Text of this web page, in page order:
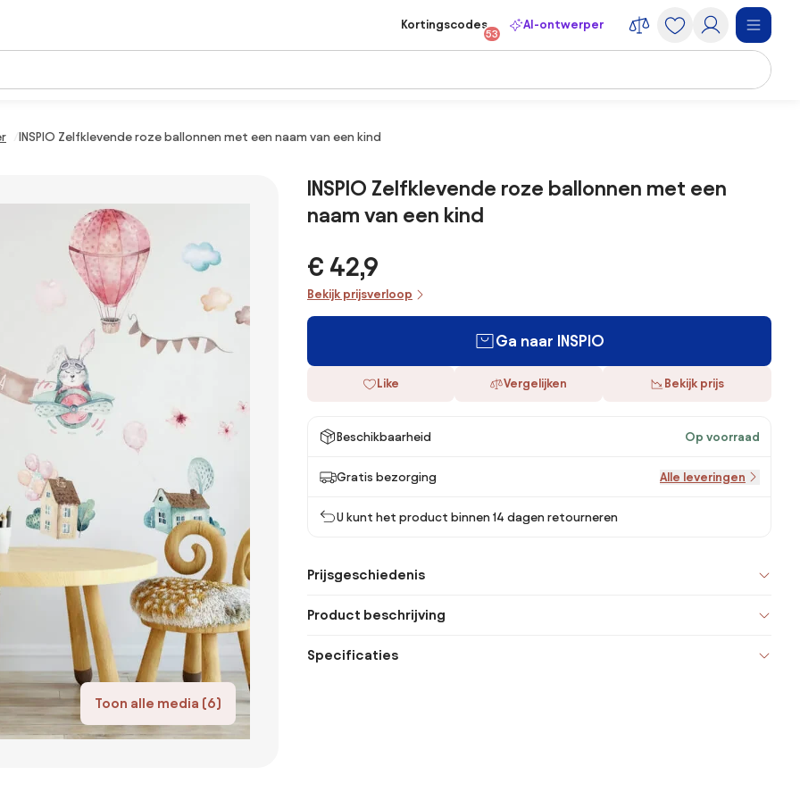
Kortingscodes
53
AI-ontwerper
INSPIO Zelfklevende roze ballonnen met een naam van een kind
Toon alle media (6)
INSPIO Zelfklevende roze ballonnen met een
naam van een kind
€ 42,9
Bekijk prijsverloop
Ga naar INSPIO
Like Vergelijken Bekijk prijs
Beschikbaarheid Op voorraad
Gratis bezorging Alle leveringen
U kunt het product binnen 14 dagen retourneren
Prijsgeschiedenis
Product beschrijving
Specificaties